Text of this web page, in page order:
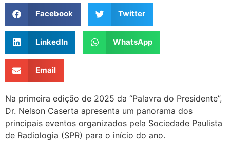
Facebook Twitter
LinkedIn WhatsApp
Email
Na primeira edição de 2025 da “Palavra do Presidente”,
Dr. Nelson Caserta apresenta um panorama dos
principais eventos organizados pela Sociedade Paulista
de Radiologia (SPR) para o início do ano.